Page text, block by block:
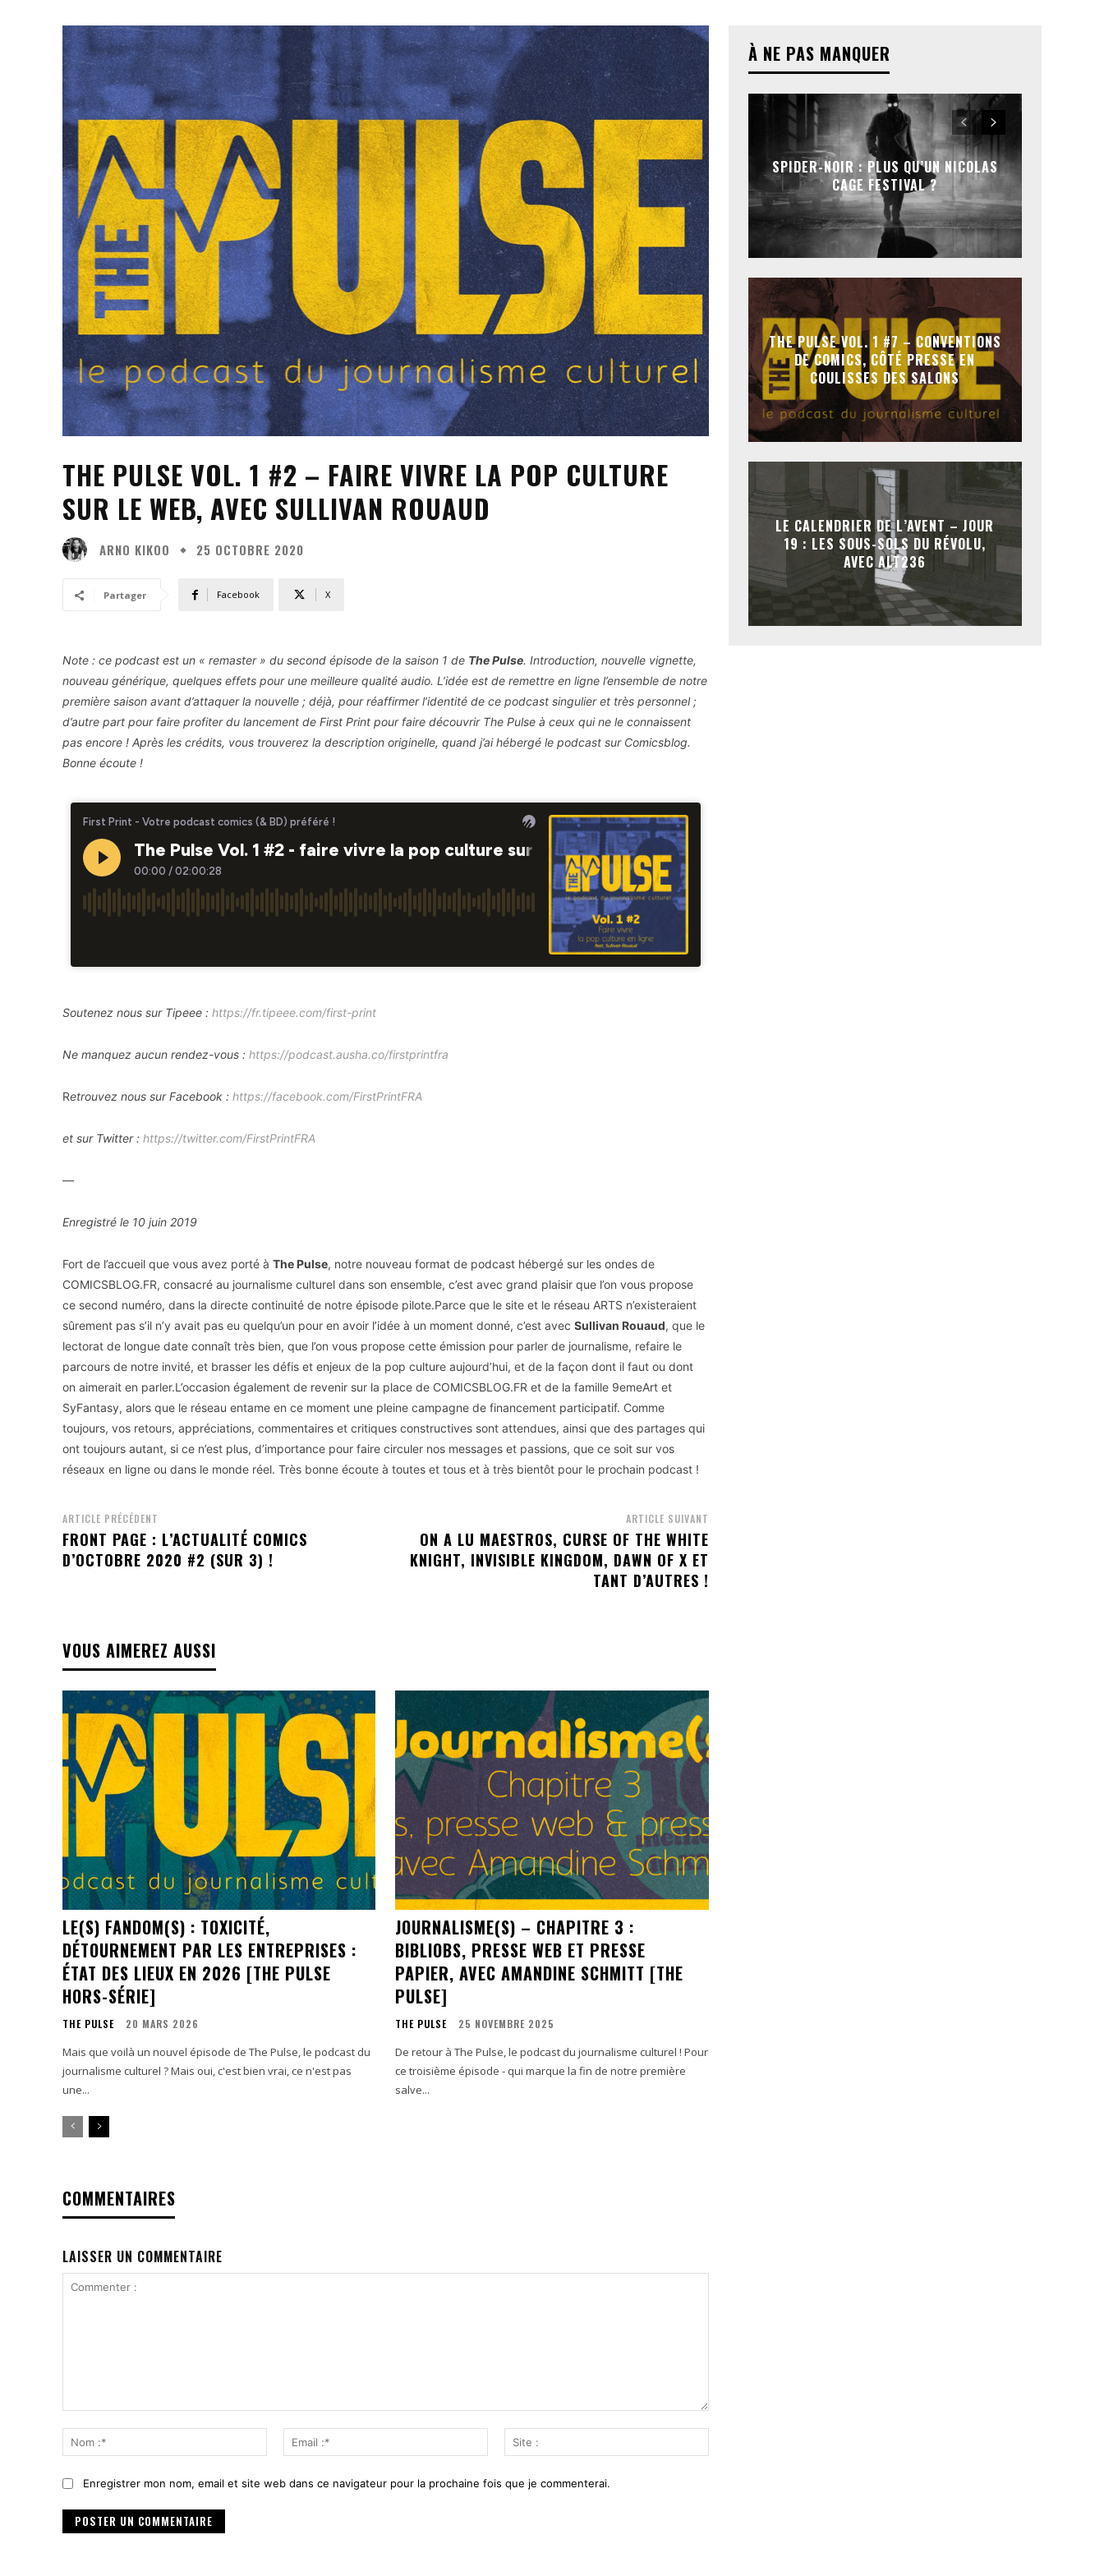
THE PULSE VOL. 1 #2 – FAIRE VIVRE LA POP CULTURE
SUR LE WEB, AVEC SULLIVAN ROUAUD
ARNO KIKOO 25 OCTOBRE 2020
Partager Facebook X
Note : ce podcast est un « remaster » du second épisode de la saison 1 de The Pulse. Introduction, nouvelle vignette,
nouveau générique, quelques effets pour une meilleure qualité audio. L’idée est de remettre en ligne l’ensemble de notre
première saison avant d’attaquer la nouvelle ; déjà, pour réaffirmer l’identité de ce podcast singulier et très personnel ;
d’autre part pour faire profiter du lancement de First Print pour faire découvrir The Pulse à ceux qui ne le connaissent
pas encore ! Après les crédits, vous trouverez la description originelle, quand j’ai hébergé le podcast sur Comicsblog.
Bonne écoute !
Soutenez nous sur Tipeee : https://fr.tipeee.com/first-print
Ne manquez aucun rendez-vous : https://podcast.ausha.co/firstprintfra
Retrouvez nous sur Facebook : https://facebook.com/FirstPrintFRA
et sur Twitter : https://twitter.com/FirstPrintFRA
—
Enregistré le 10 juin 2019
Fort de l’accueil que vous avez porté à The Pulse, notre nouveau format de podcast hébergé sur les ondes de
COMICSBLOG.FR, consacré au journalisme culturel dans son ensemble, c’est avec grand plaisir que l’on vous propose
ce second numéro, dans la directe continuité de notre épisode pilote.Parce que le site et le réseau ARTS n’existeraient
sûrement pas s’il n’y avait pas eu quelqu’un pour en avoir l’idée à un moment donné, c’est avec Sullivan Rouaud, que le
lectorat de longue date connaît très bien, que l’on vous propose cette émission pour parler de journalisme, refaire le
parcours de notre invité, et brasser les défis et enjeux de la pop culture aujourd’hui, et de la façon dont il faut ou dont
on aimerait en parler.L’occasion également de revenir sur la place de COMICSBLOG.FR et de la famille 9emeArt et
SyFantasy, alors que le réseau entame en ce moment une pleine campagne de financement participatif. Comme
toujours, vos retours, appréciations, commentaires et critiques constructives sont attendues, ainsi que des partages qui
ont toujours autant, si ce n’est plus, d’importance pour faire circuler nos messages et passions, que ce soit sur vos
réseaux en ligne ou dans le monde réel. Très bonne écoute à toutes et tous et à très bientôt pour le prochain podcast !
ARTICLE PRÉCÉDENT
FRONT PAGE : L’ACTUALITÉ COMICS
D’OCTOBRE 2020 #2 (SUR 3) !
ARTICLE SUIVANT
ON A LU MAESTROS, CURSE OF THE WHITE
KNIGHT, INVISIBLE KINGDOM, DAWN OF X ET
TANT D’AUTRES !
VOUS AIMEREZ AUSSI
LE(S) FANDOM(S) : TOXICITÉ,
DÉTOURNEMENT PAR LES ENTREPRISES :
ÉTAT DES LIEUX EN 2026 [THE PULSE
HORS-SÉRIE]
THE PULSE 20 MARS 2026
Mais que voilà un nouvel épisode de The Pulse, le podcast du
journalisme culturel ? Mais oui, c'est bien vrai, ce n'est pas
une...
JOURNALISME(S) – CHAPITRE 3 :
BIBLIOBS, PRESSE WEB ET PRESSE
PAPIER, AVEC AMANDINE SCHMITT [THE
PULSE]
THE PULSE 25 NOVEMBRE 2025
De retour à The Pulse, le podcast du journalisme culturel ! Pour
ce troisième épisode - qui marque la fin de notre première
salve...
COMMENTAIRES
LAISSER UN COMMENTAIRE
:*
Email
:*
:
Enregistrer mon nom, email et site web dans ce navigateur pour la prochaine fois que je commenterai.
À NE PAS MANQUER
SPIDER-NOIR : PLUS QU’UN NICOLAS
CAGE FESTIVAL ?
THE PULSE VOL. 1 #7 – CONVENTIONS
DE COMICS, CÔTÉ PRESSE EN
COULISSES DES SALONS
LE CALENDRIER DE L’AVENT – JOUR
19 : LES SOUS-SOLS DU RÉVOLU,
AVEC ALT236